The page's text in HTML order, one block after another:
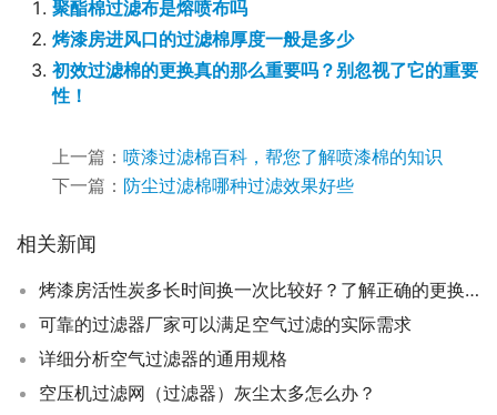
聚酯棉过滤布是熔喷布吗
烤漆房进风口的过滤棉厚度一般是多少
初效过滤棉的更换真的那么重要吗？别忽视了它的重要
性！
上一篇： 喷漆过滤棉百科，帮您了解喷漆棉的知识
下一篇： 防尘过滤棉哪种过滤效果好些
相关新闻
烤漆房活性炭多长时间换一次比较好？了解正确的更换周期，让烤漆更安全！
可靠的过滤器厂家可以满足空气过滤的实际需求
详细分析空气过滤器的通用规格
空压机过滤网（过滤器）灰尘太多怎么办？